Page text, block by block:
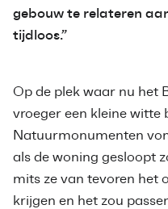
gebouw te relateren
tijdloos.”
Op de plek waar nu het
vroeger een kleine witte
Natuurmonumenten
als de woning gesloopt
mits ze van tevoren het
krijgen en het zou